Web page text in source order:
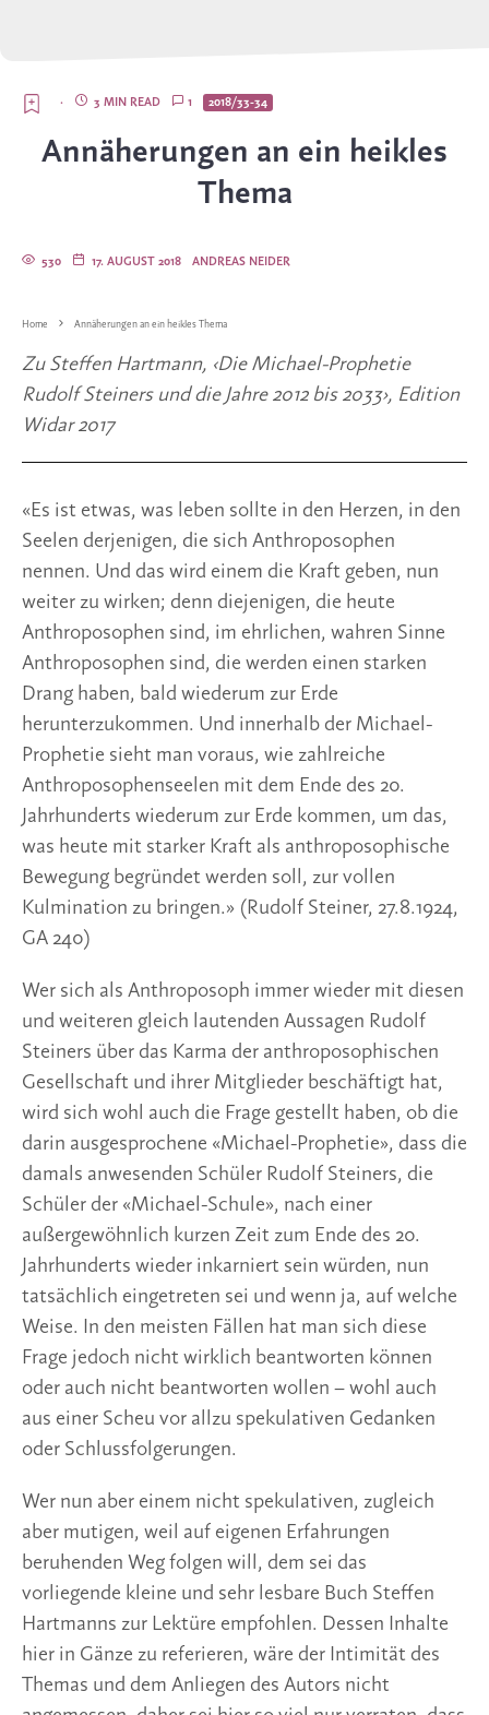
2018/33-34
1
3 MIN READ
·
Annäherungen an ein heikles
Thema
ANDREAS NEIDER
17. AUGUST 2018
530
Home Annäherungen an ein heikles Thema
Zu Steffen Hartmann, ‹Die Michael-Prophetie
Rudolf Steiners und die Jahre 2012 bis 2033›, Edition
Widar 2017
«Es ist etwas, was leben sollte in den Herzen, in den
Seelen derjenigen, die sich Anthroposophen
nennen. Und das wird einem die Kraft geben, nun
weiter zu wirken; denn diejenigen, die heute
Anthroposophen sind, im ehrlichen, wahren Sinne
Anthroposophen sind, die werden einen starken
Drang haben, bald wiederum zur Erde
herunterzukommen. Und innerhalb der Michael-
Prophetie sieht man voraus, wie zahlreiche
Anthroposophenseelen mit dem Ende des 20.
Jahrhunderts wiederum zur Erde kommen, um das,
was heute mit starker Kraft als anthroposophische
Bewegung begründet werden soll, zur vollen
Kulmination zu bringen.» (Rudolf Steiner, 27.8.1924,
GA 240)
Wer sich als Anthroposoph immer wieder mit diesen
und weiteren gleich lautenden Aussagen Rudolf
Steiners über das Karma der anthroposophischen
Gesellschaft und ihrer Mitglieder beschäftigt hat,
wird sich wohl auch die Frage gestellt haben, ob die
darin ausgesprochene «Michael-Prophetie», dass die
damals anwesenden Schüler Rudolf Steiners, die
Schüler der «Michael-Schule», nach einer
außergewöhnlich kurzen Zeit zum Ende des 20.
Jahrhunderts wieder inkarniert sein würden, nun
tatsächlich eingetreten sei und wenn ja, auf welche
Weise. In den meisten Fällen hat man sich diese
Frage jedoch nicht wirklich beantworten können
oder auch nicht beantworten wollen – wohl auch
aus einer Scheu vor allzu spekulativen Gedanken
oder Schlussfolgerungen.
Wer nun aber einem nicht spekulativen, zugleich
aber mutigen, weil auf eigenen Erfahrungen
beruhenden Weg folgen will, dem sei das
vorliegende kleine und sehr lesbare Buch Steffen
Hartmanns zur Lektüre empfohlen. Dessen Inhalte
hier in Gänze zu referieren, wäre der Intimität des
Themas und dem Anliegen des Autors nicht